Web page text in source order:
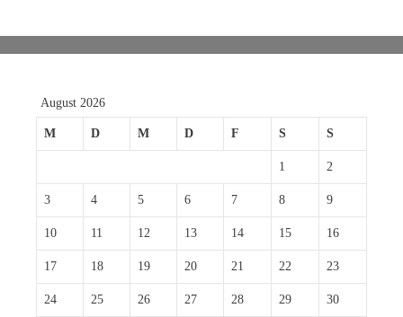
August 2026
M D M D F S S
1 2
3 4 5 6 7 8 9
10 11 12 13 14 15 16
17 18 19 20 21 22 23
24 25 26 27 28 29 30